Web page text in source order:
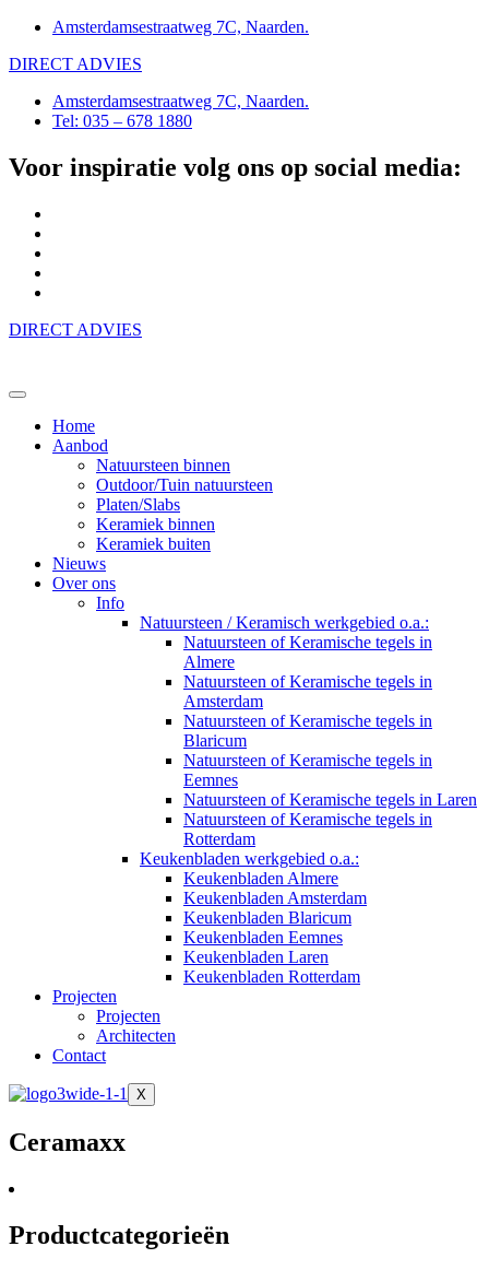
Amsterdamsestraatweg 7C, Naarden.
DIRECT ADVIES
Amsterdamsestraatweg 7C, Naarden.
Tel: 035 – 678 1880
Voor inspiratie volg ons op social media:
DIRECT ADVIES
Home
Aanbod
Natuursteen binnen
Outdoor/Tuin natuursteen
Platen/Slabs
Keramiek binnen
Keramiek buiten
Nieuws
Over ons
Info
Natuursteen / Keramisch werkgebied o.a.:
Natuursteen of Keramische tegels in
Almere
Natuursteen of Keramische tegels in
Amsterdam
Natuursteen of Keramische tegels in
Blaricum
Natuursteen of Keramische tegels in
Eemnes
Natuursteen of Keramische tegels in Laren
Natuursteen of Keramische tegels in
Rotterdam
Keukenbladen werkgebied o.a.:
Keukenbladen Almere
Keukenbladen Amsterdam
Keukenbladen Blaricum
Keukenbladen Eemnes
Keukenbladen Laren
Keukenbladen Rotterdam
Projecten
Projecten
Architecten
Contact
X
Ceramaxx
Productcategorieën